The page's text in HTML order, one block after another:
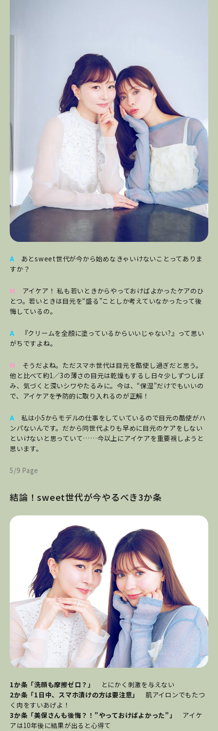
A あとsweet世代が今から始めなきゃいけないことってありま
すか？
M アイケア！ 私も若いときからやっておけばよかったケアのひ
とつ。若いときは目元を“盛る”ことしか考えていなかったって後
悔しているの。
A
『クリームを全顔に塗っているからいいじゃない?』って思い
がちですよね。
M そうだよね。ただスマホ世代は目元を酷使し過ぎだと思う。
他と比べて約1／3の薄さの目元は乾燥もするし日々少しずつしぼ
み、気づくと深いシワやたるみに。今は、“保湿”だけでもいいの
で、アイケアを予防的に取り入れるのが正解！
A 私は小5からモデルの仕事をしていているので目元の酷使がハ
ンパないんです。だから同世代よりも早めに目元のケアをしない
といけないと思っていて……今以上にアイケアを重要視しようと
思います。
5/9 Page
結論！sweet世代が今やるべき3か条
1か条「洗顔も摩擦ゼロ？」
とにかく刺激を与えない
2か条「1日中、スマホ漬けの方は要注意」
肌アイロンでもたつ
く肉をすいあげよ！
3か条「美保さんも後悔？！”やっておけばよかった”」
アイケ
アは10年後に結果が出ると心得て